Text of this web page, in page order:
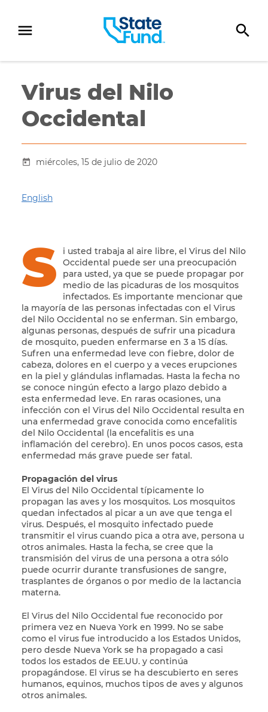
Virus del Nilo
Occidental
miércoles, 15 de julio de 2020
English
S
i usted trabaja al aire libre, el Virus del Nilo
Occidental puede ser una preocupación
para usted, ya que se puede propagar por
medio de las picaduras de los mosquitos
infectados. Es importante mencionar que
la mayoría de las personas infectadas con el Virus
del Nilo Occidental no se enferman. Sin embargo,
algunas personas, después de sufrir una picadura
de mosquito, pueden enfermarse en 3 a 15 días.
Sufren una enfermedad leve con fiebre, dolor de
cabeza, dolores en el cuerpo y a veces erupciones
en la piel y glándulas inflamadas. Hasta la fecha no
se conoce ningún efecto a largo plazo debido a
esta enfermedad leve. En raras ocasiones, una
infección con el Virus del Nilo Occidental resulta en
una enfermedad grave conocida como encefalitis
del Nilo Occidental (la encefalitis es una
inflamación del cerebro). En unos pocos casos, esta
enfermedad más grave puede ser fatal.
Propagación del virus
El Virus del Nilo Occidental típicamente lo
propagan las aves y los mosquitos. Los mosquitos
quedan infectados al picar a un ave que tenga el
virus. Después, el mosquito infectado puede
transmitir el virus cuando pica a otra ave, persona u
otros animales. Hasta la fecha, se cree que la
transmisión del virus de una persona a otra sólo
puede ocurrir durante transfusiones de sangre,
trasplantes de órganos o por medio de la lactancia
materna.
El Virus del Nilo Occidental fue reconocido por
primera vez en Nueva York en 1999. No se sabe
como el virus fue introducido a los Estados Unidos,
pero desde Nueva York se ha propagado a casi
todos los estados de EE.UU. y continúa
propagándose. El virus se ha descubierto en seres
humanos, equinos, muchos tipos de aves y algunos
otros animales.